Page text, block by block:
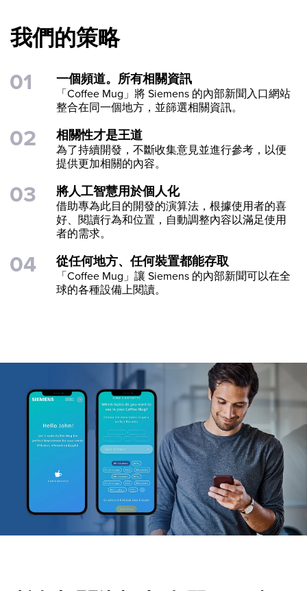
我們的策略
一個頻道。所有相關資訊
「Coffee Mug」將 Siemens 的內部新聞入口網站
整合在同一個地方，並篩選相關資訊。
相關性才是王道
為了持續開發，不斷收集意見並進行參考，以便
提供更加相關的內容。
將人工智慧用於個人化
借助專為此目的開發的演算法，根據使用者的喜
好、閱讀行為和位置，自動調整內容以滿足使用
者的需求。
從任何地方、任何裝置都能存取
「Coffee Mug」讓 Siemens 的內部新聞可以在全
球的各種設備上閱讀。